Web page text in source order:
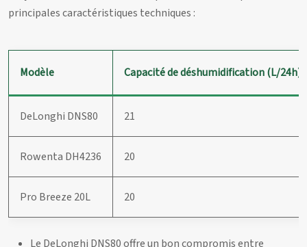
principales caractéristiques techniques :
Modèle Capacité de déshumidification (L/24h)
DeLonghi DNS80 21
Rowenta DH4236 20
Pro Breeze 20L 20
Le DeLonghi DNS80 offre un bon compromis entre